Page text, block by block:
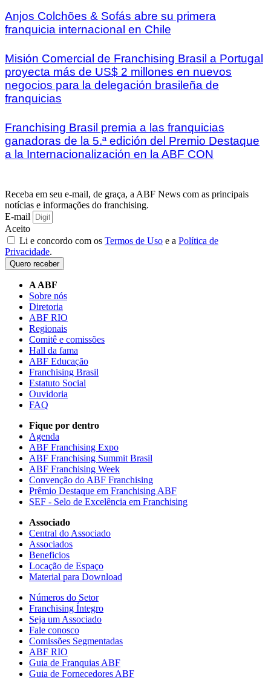
Anjos Colchões & Sofás abre su primera
franquicia internacional en Chile
Misión Comercial de Franchising Brasil a Portugal
proyecta más de US$ 2 millones en nuevos
negocios para la delegación brasileña de
franquicias
Franchising Brasil premia a las franquicias
ganadoras de la 5.ª edición del Premio Destaque
a la Internacionalización en la ABF CON
Receba em seu e-mail, de graça, a ABF News com as principais
notícias e informações do franchising.
E-mail
Aceito
Li e concordo com os Termos de Uso e a Política de
Privacidade.
Quero receber
A ABF
Sobre nós
Diretoria
ABF RIO
Regionais
Comitê e comissões
Hall da fama
ABF Educação
Franchising Brasil
Estatuto Social
Ouvidoria
FAQ
Fique por dentro
Agenda
ABF Franchising Expo
ABF Franchising Summit Brasil
ABF Franchising Week
Convenção do ABF Franchising
Prêmio Destaque em Franchising ABF
SEF - Selo de Excelência em Franchising
Associado
Central do Associado
Associados
Beneficios
Locação de Espaço
Material para Download
Números do Setor
Franchising Íntegro
Seja um Associado
Fale conosco
Comissões Segmentadas
ABF RIO
Guia de Franquias ABF
Guia de Fornecedores ABF